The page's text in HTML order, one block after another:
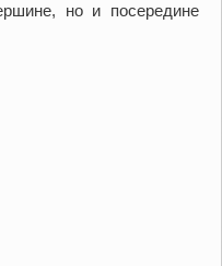
но и посередине